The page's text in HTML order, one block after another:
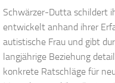
Schwärzer-Dutta schildert
entwickelt anhand ihrer
autistische Frau und gibt
langjährige Beziehung
konkrete Ratschläge für